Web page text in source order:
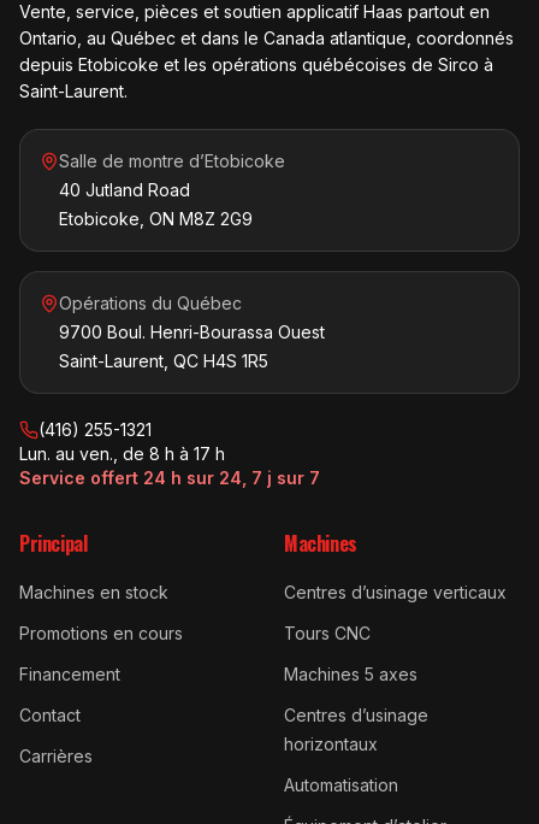
Vente, service, pièces et soutien applicatif Haas partout en
Ontario, au Québec et dans le Canada atlantique, coordonnés
depuis Etobicoke et les opérations québécoises de Sirco à
Saint-Laurent.
Salle de montre d’Etobicoke
40 Jutland Road
Etobicoke, ON M8Z 2G9
Opérations du Québec
9700 Boul. Henri-Bourassa Ouest
Saint-Laurent, QC H4S 1R5
(416) 255-1321
Lun. au ven., de 8 h à 17 h
Service offert 24 h sur 24, 7 j sur 7
Principal
Machines en stock
Promotions en cours
Financement
Contact
Carrières
Machines
Centres d’usinage verticaux
Tours CNC
Machines 5 axes
Centres d’usinage
horizontaux
Automatisation